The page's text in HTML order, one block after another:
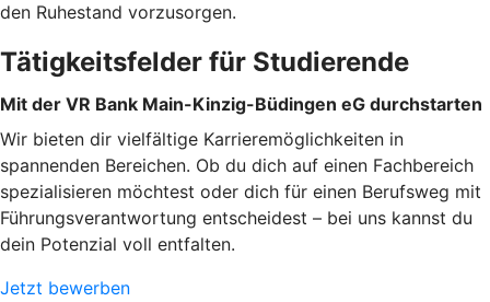
den Ruhestand vorzusorgen.
Tätigkeitsfelder für Studierende
Mit der VR Bank Main-Kinzig-Büdingen eG durchstarten
Wir bieten dir vielfältige Karrieremöglichkeiten in
spannenden Bereichen. Ob du dich auf einen Fachbereich
spezialisieren möchtest oder dich für einen Berufsweg mit
Führungsverantwortung entscheidest – bei uns kannst du
dein Potenzial voll entfalten.
Jetzt bewerben